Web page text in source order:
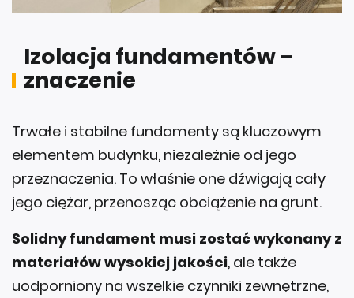
Izolacja fundamentów –
znaczenie
Trwałe i stabilne fundamenty są kluczowym
elementem budynku, niezależnie od jego
przeznaczenia. To właśnie one dźwigają cały
jego ciężar, przenosząc obciążenie na grunt.
Solidny fundament musi zostać wykonany z
materiałów wysokiej jakości, ale także
uodporniony na wszelkie czynniki zewnętrzne,